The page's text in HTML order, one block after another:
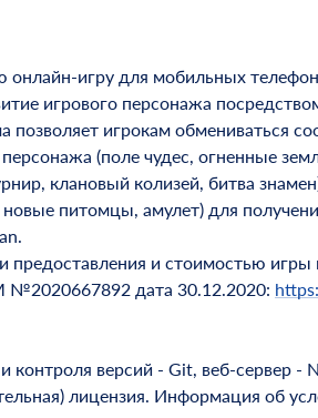
онлайн-игру для мобильных
игрового персонажа
игрокам обмениваться
(поле чудес, огненные
клановый колизей, битва
питомцы, амулет) для
предоставления и стоимостью
№2020667892 дата 30.12.2020:
контроля версий - Git, веб-сервер -
лицензия. Информация об